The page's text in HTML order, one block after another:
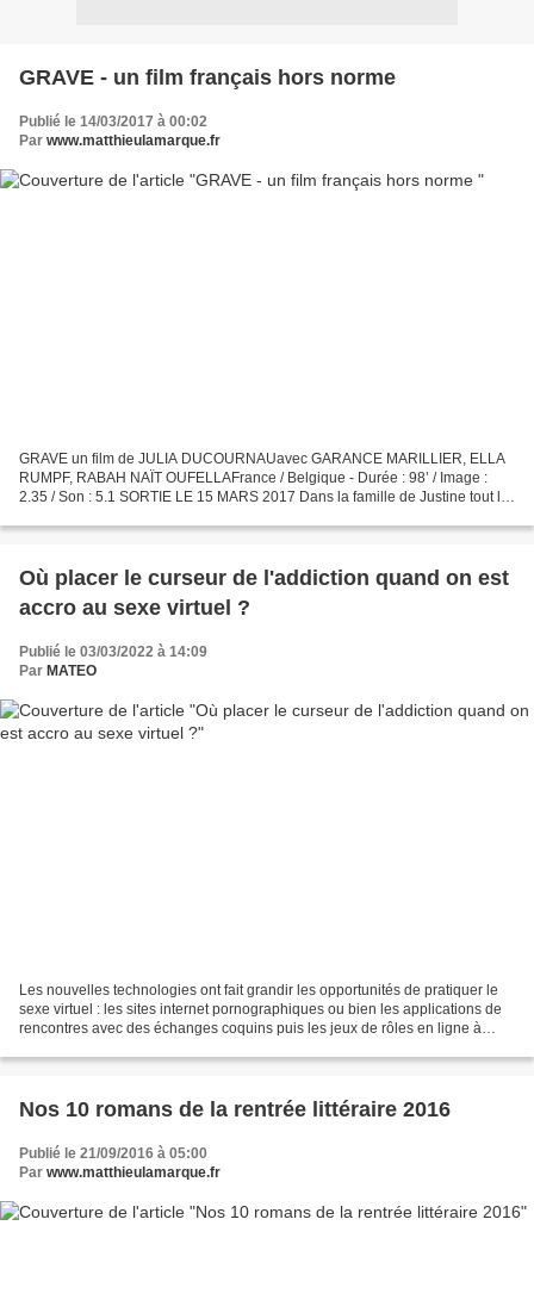
GRAVE - un film français hors norme
Publié le 14/03/2017 à 00:02
Par www.matthieulamarque.fr
GRAVE un film de JULIA DUCOURNAUavec GARANCE MARILLIER, ELLA
RUMPF, RABAH NAÏT OUFELLAFrance / Belgique - Durée : 98’ / Image :
2.35 / Son : 5.1 SORTIE LE 15 MARS 2017 Dans la famille de Justine tout le
Où placer le curseur de l'addiction quand on est
accro au sexe virtuel ?
Publié le 03/03/2022 à 14:09
Par MATEO
Les nouvelles technologies ont fait grandir les opportunités de pratiquer le
sexe virtuel : les sites internet pornographiques ou bien les applications de
rencontres avec des échanges coquins puis les jeux de rôles en ligne à
Nos 10 romans de la rentrée littéraire 2016
Publié le 21/09/2016 à 05:00
Par www.matthieulamarque.fr